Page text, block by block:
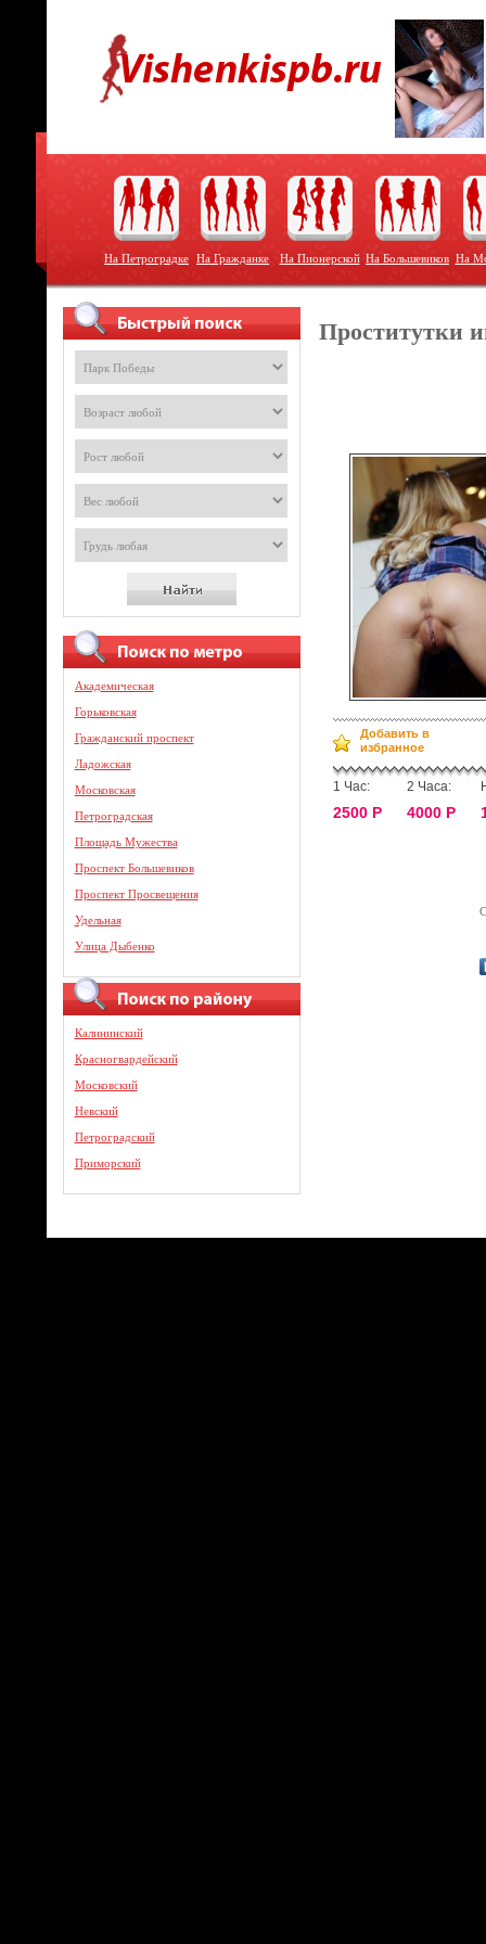
На Петроградке На Гражданке На Пионерской На Большевиков На
Академическая
Горьковская
Гражданский проспект
Ладожская
Московская
Петроградская
Площадь Мужества
Проспект Большевиков
Проспект Просвещения
Удельная
Улица Дыбенко
Калининский
Красногвардейский
Московский
Невский
Петроградский
Приморский
Проститутки
Добавить в
избранное
1 Час:
2500 Р
2 Часа:
4000 Р